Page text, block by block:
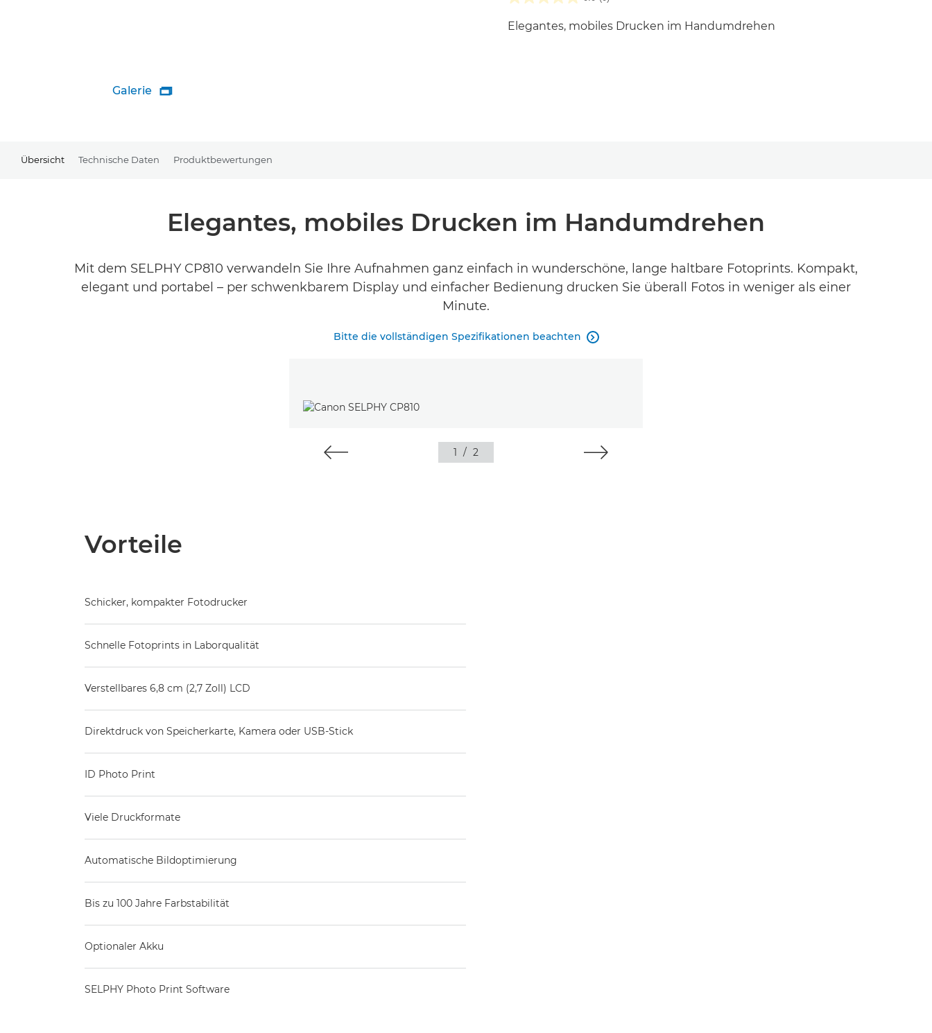
Galerie 
Elegantes, mobiles Drucken im Handumdrehen
Übersicht Technische Daten Produktbewertungen
Elegantes, mobiles Drucken im Handumdrehen
Mit dem SELPHY CP810 verwandeln Sie Ihre Aufnahmen ganz einfach in wunderschöne, lange haltbare Fotoprints. Kompakt,
elegant und portabel – per schwenkbarem Display und einfacher Bedienung drucken Sie überall Fotos in weniger als einer
Minute.
Bitte die vollständigen Spezifikationen beachten 
1 / 2
Vorteile
Schicker, kompakter Fotodrucker
Schnelle Fotoprints in Laborqualität
Verstellbares 6,8 cm (2,7 Zoll) LCD
Direktdruck von Speicherkarte, Kamera oder USB-Stick
ID Photo Print
Viele Druckformate
Automatische Bildoptimierung
Bis zu 100 Jahre Farbstabilität
Optionaler Akku
SELPHY Photo Print Software